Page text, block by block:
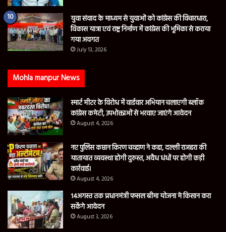
युवा संवाद के माध्यम से युवाओं को कांग्रेस की विचारधारा,
विकास यात्रा एवं राष्ट्र निर्माण में कांग्रेस की भूमिका से कराया
गया अवगत
July 13, 2026
Mohla manpur News
स्मार्ट मीटर के विरोध में वार्डवार अभियान चलाएगी ब्लॉक
कांग्रेस कमेटी, उपभोक्ताओं से भरवाए जाएंगे आवेदन
August 4, 2026
नए पुलिस कप्तान किरण चव्हाण ने कहा, दल्ली राजहरा की
यातायात व्यवस्था होगी दुरुस्त, अवैध धंधों पर होगी कड़ी
कार्रवाई।
August 4, 2026
14अगस्त तक प्रधानमंत्री फसल बीमा योजना मे किसान करा
सकेंगे आवेदन
August 3, 2026